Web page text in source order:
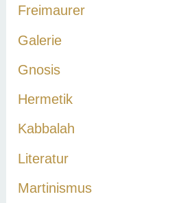
:Freimaurer
Galerie
Gnosis
Hermetik
Kabbalah
Literatur
Martinismus